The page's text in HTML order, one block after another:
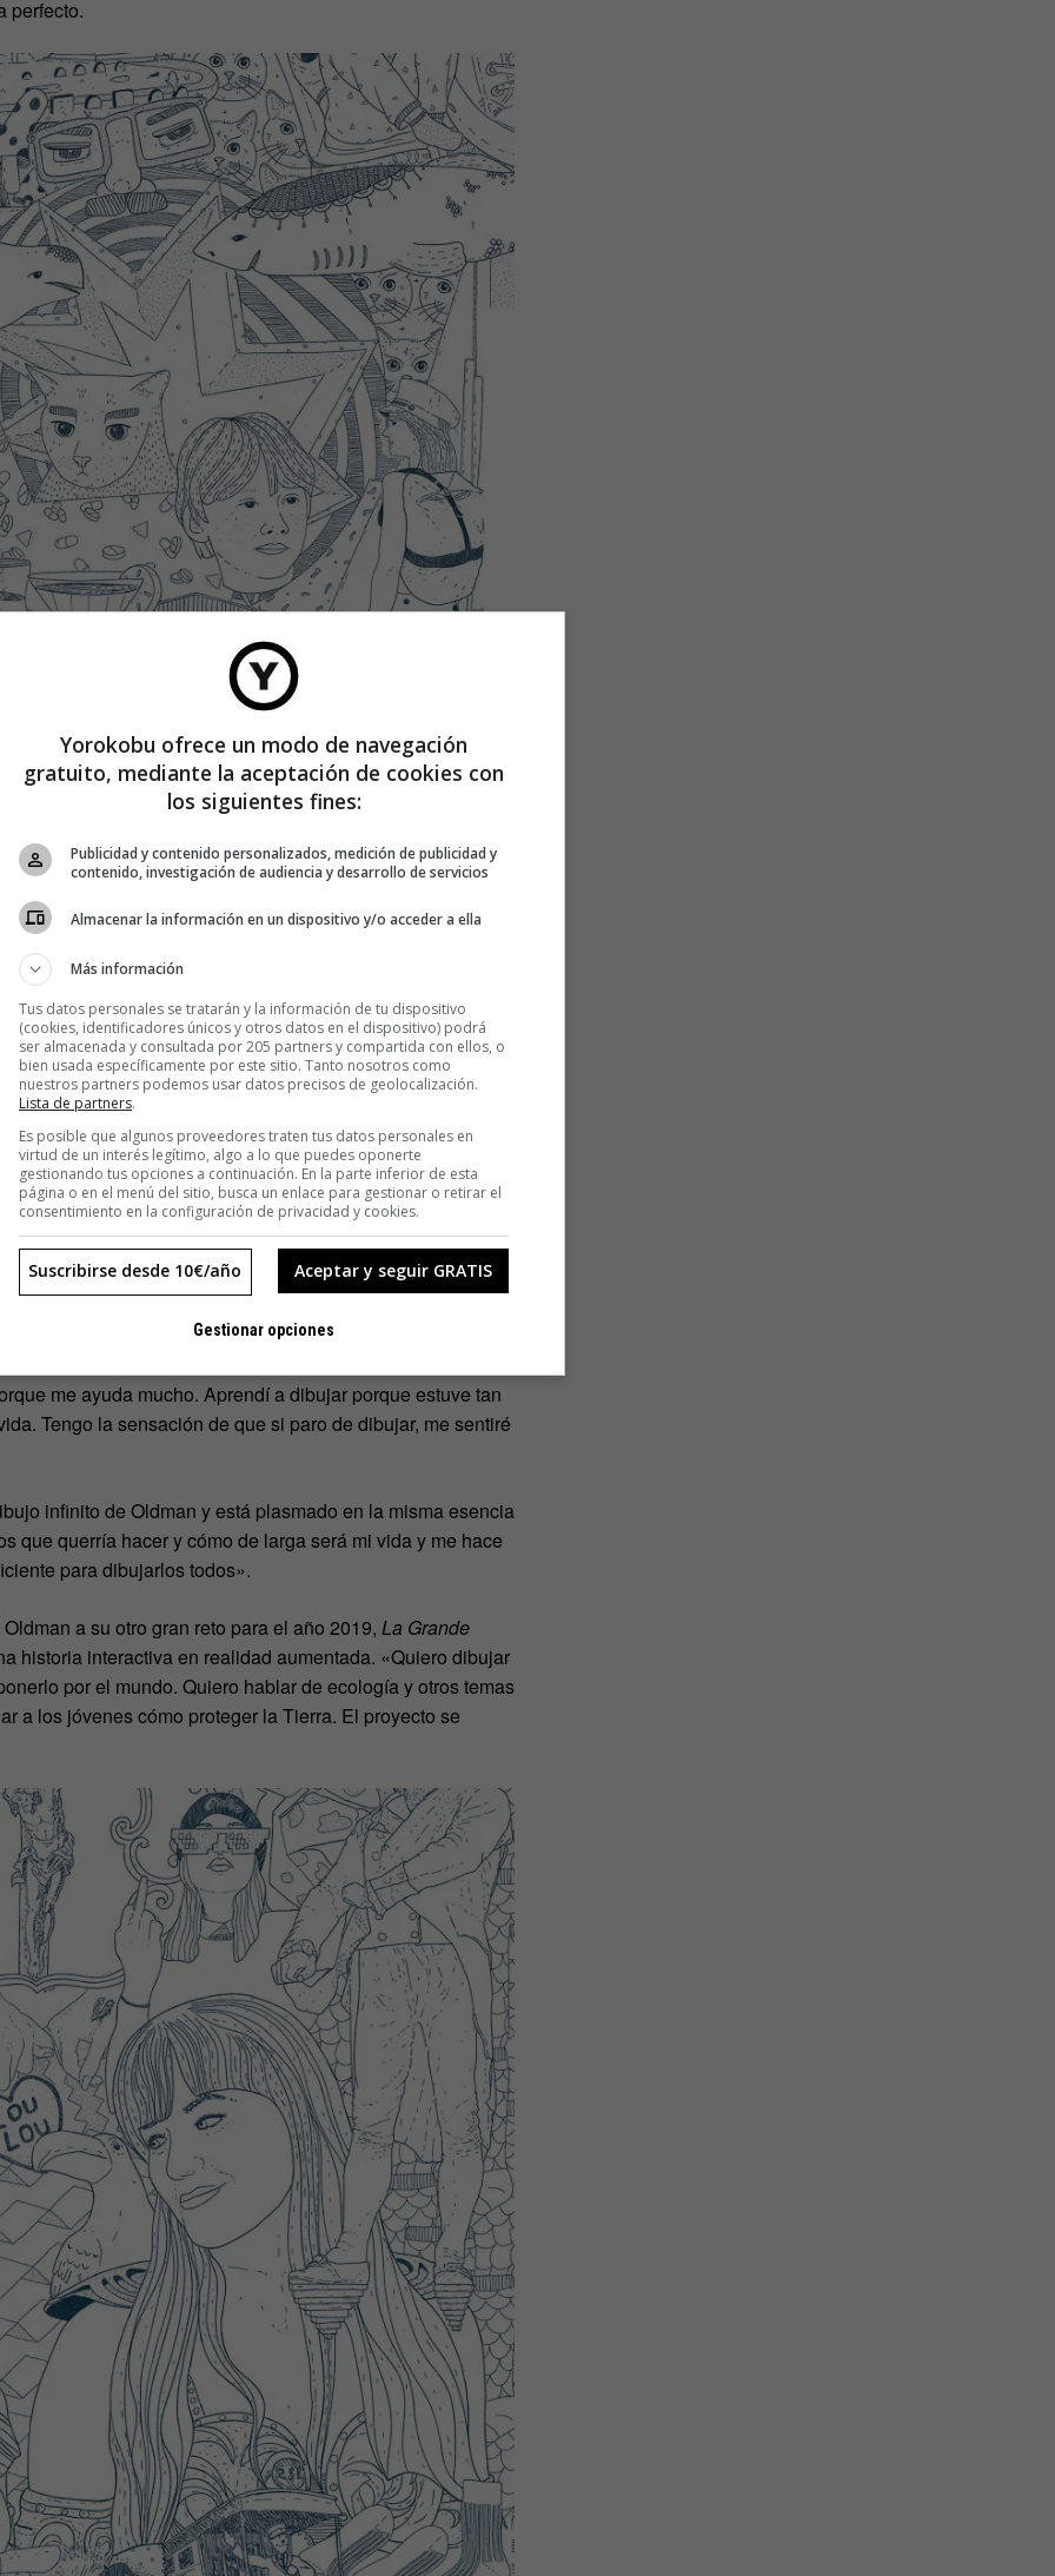
perfecto.
de Instagram no surgió como una forma original de llamar
la red social. Había algo más. «Algunas veces es
sientes que puedes dibujar más. El Dibujo sin fin me
están terminados y entregados, pueden tener una
y por qué los dibujé. Con el Dibujo sin fin puedo
una bitácora de viaje. O como los anillos de crecimiento
this far’
frase apareció en el Dibujo sin fin: «No llegué tan lejos
me ayuda mucho. Aprendí a dibujar porque estuve tan
Tengo la sensación de que si paro de dibujar, me sentiré
infinito de Oldman y está plasmado en la misma esencia
que querría hacer y cómo de larga será mi vida y me hace
para dibujarlos todos».
a su otro gran reto para el año 2019, La Grande
historia interactiva en realidad aumentada. «Quiero dibujar
por el mundo. Quiero hablar de ecología y otros temas
a los jóvenes cómo proteger la Tierra. El proyecto se
Yorokobu ofrece un modo de navegación
gratuito, mediante la aceptación de cookies con
los siguientes fines:
Publicidad y contenido personalizados, medición de publicidad y
contenido, investigación de audiencia y desarrollo de servicios
Almacenar la información en un dispositivo y/o acceder a ella
Más información
Tus datos personales se tratarán y la información de tu dispositivo
(cookies, identificadores únicos y otros datos en el dispositivo) podrá
ser almacenada y consultada por 205 partners y compartida con ellos, o
bien usada específicamente por este sitio. Tanto nosotros como
nuestros partners podemos usar datos precisos de geolocalización.
Lista de partners.
Es posible que algunos proveedores traten tus datos personales en
virtud de un interés legítimo, algo a lo que puedes oponerte
gestionando tus opciones a continuación. En la parte inferior de esta
página o en el menú del sitio, busca un enlace para gestionar o retirar el
consentimiento en la configuración de privacidad y cookies.
Aceptar y seguir GRATIS
Suscribirse desde 10€/año
Gestionar opciones